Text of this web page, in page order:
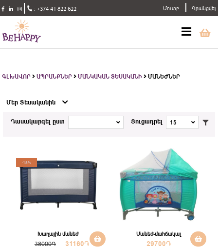
:+374 41 822 622 Մուտք Գրանցվել
ԳԼԽԱՎՈՐ ԱՊՐԱՆՔՆԵՐ ՄԱՆԿԱԿԱՆ ՏԵՍԱԿԱՆԻ ՄԱՆԵԺՆԵՐ
Մեր Տեսականին
Դասակարգել ըստ Ցուցադրել 15
-18%
Խաղային մանեժ
38000֏ 31160֏
Մանեժ-մահճակալ
29700֏